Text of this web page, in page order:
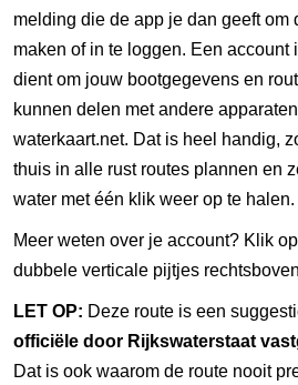
melding die de app je dan geeft om
maken of in te loggen. Een account
dient om jouw bootgegevens en
kunnen delen met andere
waterkaart.net. Dat is heel handig,
thuis in alle rust routes plannen en
water met één klik weer op te
Meer weten over je account? Klik
dubbele verticale pijtjes
LET OP: Deze route is een
officiële door Rijkswaterstaat
Dat is ook waarom de route nooit